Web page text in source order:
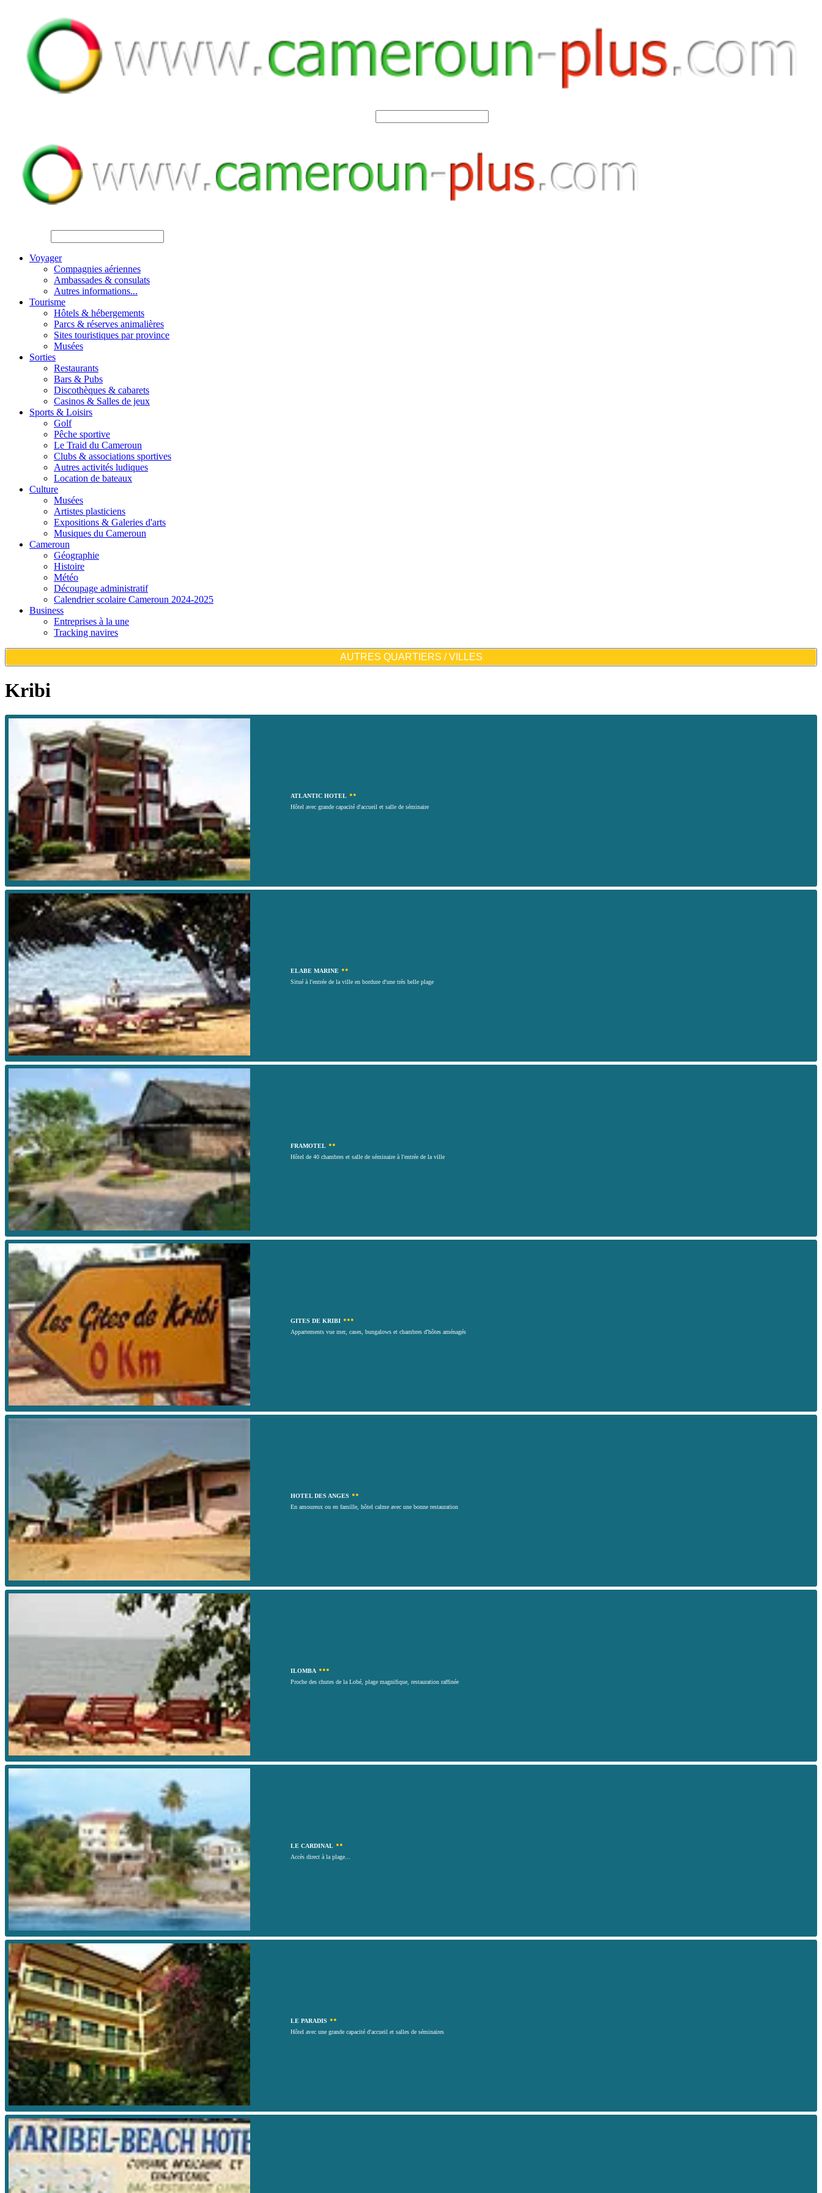
Voyager
Compagnies aériennes
Ambassades & consulats
Autres informations...
Tourisme
Hôtels & hébergements
Parcs & réserves animalières
Sites touristiques par province
Musées
Sorties
Restaurants
Bars & Pubs
Discothèques & cabarets
Casinos & Salles de jeux
Sports & Loisirs
Golf
Pêche sportive
Le Traid du Cameroun
Clubs & associations sportives
Autres activités ludiques
Location de bateaux
Culture
Musées
Artistes plasticiens
Expositions & Galeries d'arts
Musiques du Cameroun
Cameroun
Géographie
Histoire
Météo
Découpage administratif
Calendrier scolaire Cameroun 2024-2025
Business
Entreprises à la une
Tracking navires
AUTRES QUARTIERS / VILLES
Kribi
ATLANTIC HOTEL ••
Hôtel avec grande capacité d'accueil et salle de séminaire
ELABE MARINE ••
Situé à l'entrée de la ville en bordure d'une très belle plage
FRAMOTEL ••
Hôtel de 40 chambres et salle de séminaire à l'entrée de la ville
GITES DE KRIBI •••
Appartements vue mer, cases, bungalows et chambres d'hôtes aménagés
HOTEL DES ANGES ••
En amoureux ou en famille, hôtel calme avec une bonne restauration
ILOMBA •••
Proche des chutes de la Lobé, plage magnifique, restauration raffinée
LE CARDINAL ••
Accès direct à la plage...
LE PARADIS ••
Hôtel avec une grande capacité d'accueil et salles de séminaires